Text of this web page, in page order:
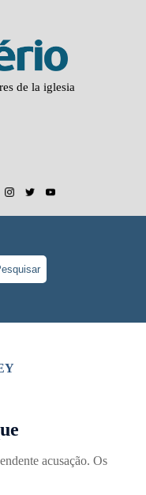
de la iglesia
acusação. Os